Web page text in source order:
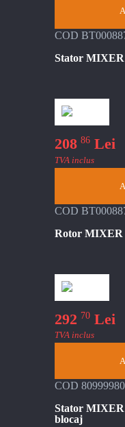
COD
Stator MIXER
208 86 Lei
TVA inclus
COD
Rotor MIXER
292 70 Lei
TVA inclus
COD
Stator MIXER
blocaj